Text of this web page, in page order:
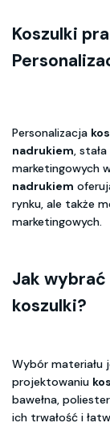
Koszulki
Personalizacja
nadrukiem,
marketingowych
nadrukiem
rynku, ale także
marketingowych.
Jak wybrać
koszulki?
Wybór materiału
projektowaniu
bawełna,
ich trwałość i